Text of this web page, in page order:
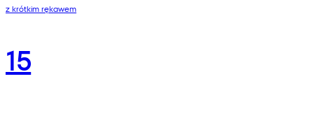
z krótkim rękawem
15